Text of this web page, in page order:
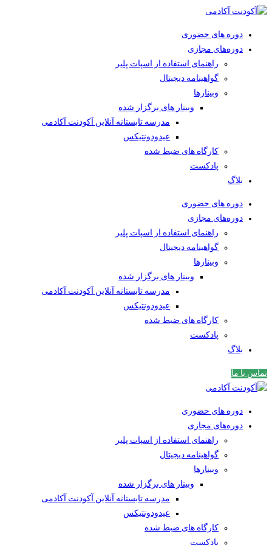
دوره های حضوری
دوره‌های مجازی
راهنمای استفاده از اسپات پلیر
گواهینامه دیجیتال
وبینار‌ها
وبینار های برگزار شده
مدرسه تابستانه آنلاین آکودنت آکادمی
عیدودونتیکس
کارگاه های ضبط شده
پادکست
بلاگ
دوره های حضوری
دوره‌های مجازی
راهنمای استفاده از اسپات پلیر
گواهینامه دیجیتال
وبینار‌ها
وبینار های برگزار شده
مدرسه تابستانه آنلاین آکودنت آکادمی
عیدودونتیکس
کارگاه های ضبط شده
پادکست
بلاگ
تماس با ما
دوره های حضوری
دوره‌های مجازی
راهنمای استفاده از اسپات پلیر
گواهینامه دیجیتال
وبینار‌ها
وبینار های برگزار شده
مدرسه تابستانه آنلاین آکودنت آکادمی
عیدودونتیکس
کارگاه های ضبط شده
پادکست